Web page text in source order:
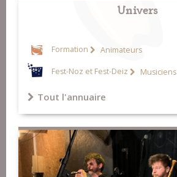
Univers
Formation Animateurs
Fest-Noz et Fest-Deiz Musiciens
Tout l'annuaire